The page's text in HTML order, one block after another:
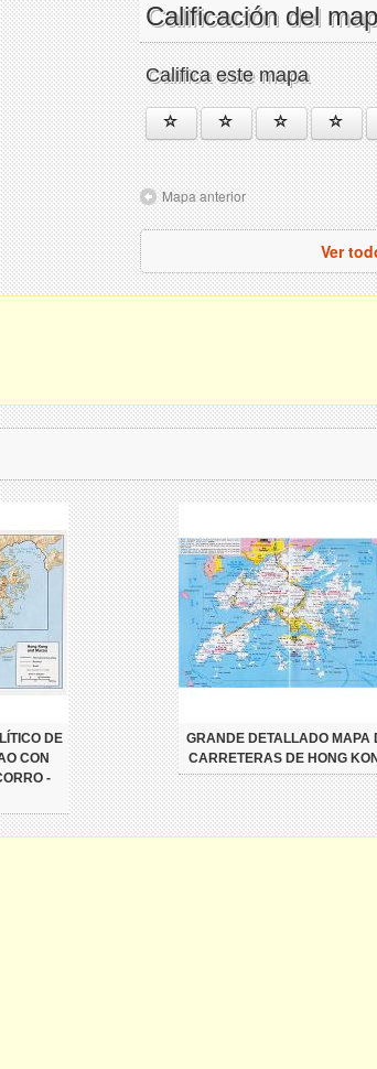
Calificación del
Califica este mapa
Mapa anterior
Ver
DE
CON
-
GRANDE DETALLADO MAPA
CARRETERAS DE HONG